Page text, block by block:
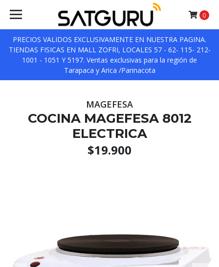
PRECIOS VALIDOS EXCLUSIVAMENTE EN NUESTRA PAGINA.
TIENDAS FISICAS EN MALL ZOFRI, LOCALES 57 - 62- 115- 212-
1001 - 1051 Y 5197. Ventas exclusivas para la región de
Tarapaca y Arica /Parinacota
0
MAGEFESA
COCINA MAGEFESA 8012
ELECTRICA
$19.900